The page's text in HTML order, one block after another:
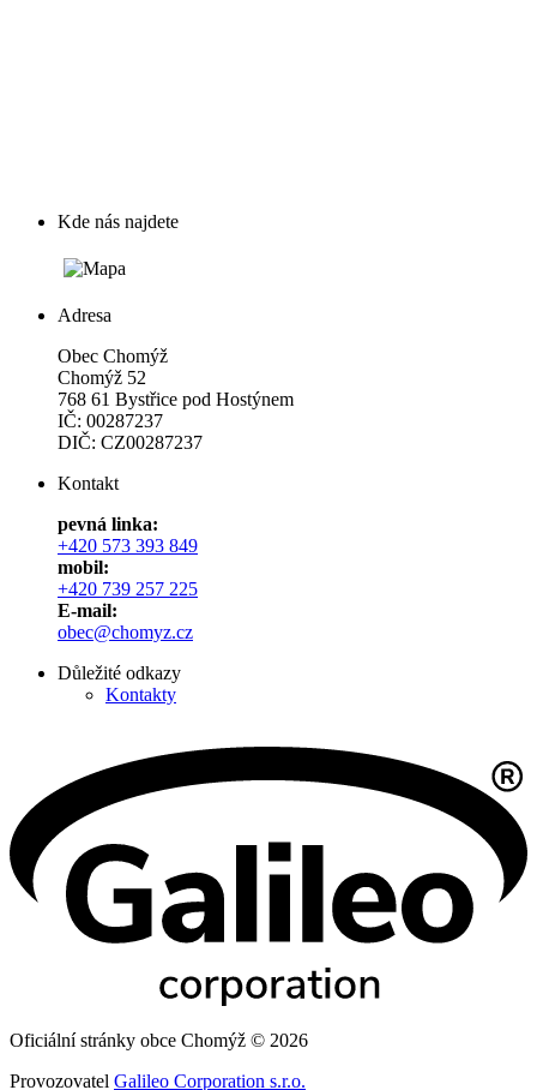
Kde nás najdete
Adresa
Obec Chomýž
Chomýž 52
768 61 Bystřice pod Hostýnem
IČ: 00287237
DIČ: CZ00287237
Kontakt
pevná linka:
+420 573 393 849
mobil:
+420 739 257 225
E-mail:
obec@chomyz.cz
Důležité odkazy
Kontakty
Oficiální stránky obce Chomýž © 2026
Provozovatel Galileo Corporation s.r.o.